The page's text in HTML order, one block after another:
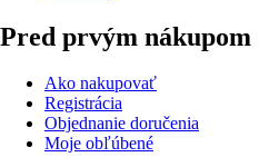
Pred prvým nákupom
Ako nakupovať
Registrácia
Objednanie doručenia
Moje obľúbené